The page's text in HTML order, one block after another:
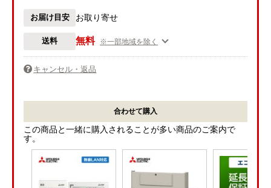
お届け目安 お取り寄せ
送料 無料 ※一部地域を除く
キャンセル・返品
合わせて購入
この商品と一緒に購入されることが多い商品のご案内で
す。